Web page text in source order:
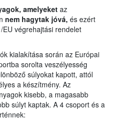
amelyeketaz
nem hagytak jóvá, és ezért
végrehajtási rendelet
kialakítása során az Európai
sorolta veszélyesség
súlyokat kapott, attól
a készítmény. Az
kisebb, a magasabb
súlyt kaptak. A 4 csoport és a